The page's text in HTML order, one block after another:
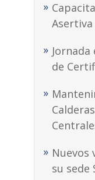
Asertiva
de
Nuevos
su sede